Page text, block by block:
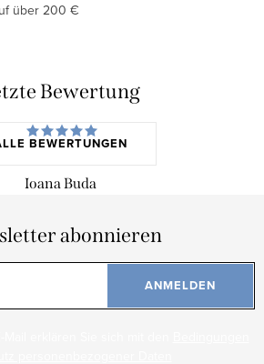
über 200 €
Bewertung
BEWERTUNGEN
Ioana Buda
abonnieren
ANMELDEN